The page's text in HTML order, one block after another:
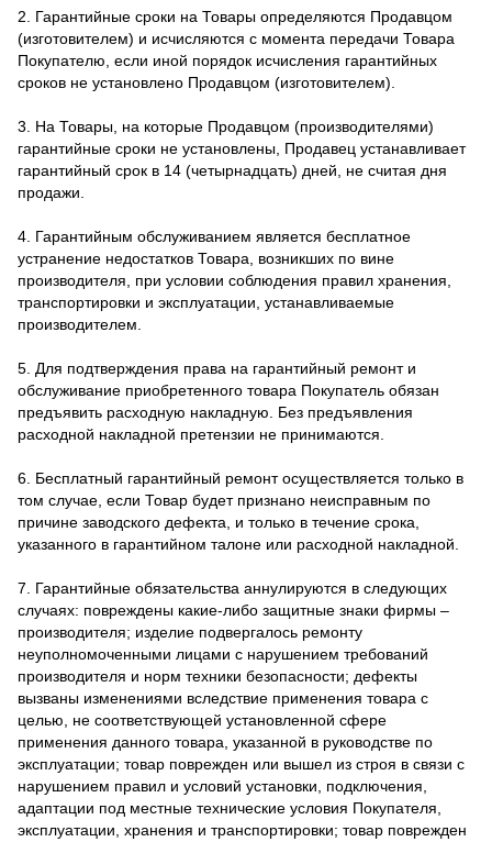
2. Гарантийные сроки на Товары определяются Продавцом
(изготовителем) и исчисляются с момента передачи Товара
Покупателю, если иной порядок исчисления гарантийных
сроков не установлено Продавцом (изготовителем).
3. На Товары, на которые Продавцом (производителями)
гарантийные сроки не установлены, Продавец устанавливает
гарантийный срок в 14 (четырнадцать) дней, не считая дня
продажи.
4. Гарантийным обслуживанием является бесплатное
устранение недостатков Товара, возникших по вине
производителя, при условии соблюдения правил хранения,
транспортировки и эксплуатации, устанавливаемые
производителем.
5. Для подтверждения права на гарантийный ремонт и
обслуживание приобретенного товара Покупатель обязан
предъявить расходную накладную. Без предъявления
расходной накладной претензии не принимаются.
6. Бесплатный гарантийный ремонт осуществляется только в
том случае, если Товар будет признано неисправным по
причине заводского дефекта, и только в течение срока,
указанного в гарантийном талоне или расходной накладной.
7. Гарантийные обязательства аннулируются в следующих
случаях: повреждены какие-либо защитные знаки фирмы –
производителя; изделие подвергалось ремонту
неуполномоченными лицами с нарушением требований
производителя и норм техники безопасности; дефекты
вызваны изменениями вследствие применения товара с
целью, не соответствующей установленной сфере
применения данного товара, указанной в руководстве по
эксплуатации; товар поврежден или вышел из строя в связи с
нарушением правил и условий установки, подключения,
адаптации под местные технические условия Покупателя,
эксплуатации, хранения и транспортировки; товар поврежден